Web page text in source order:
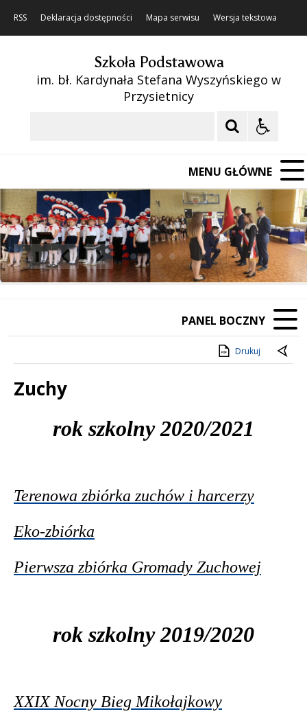
RSS Deklaracja dostępności Mapa serwisu Wersja tekstowa
Szkoła Podstawowa
im. bł. Kardynała Stefana Wyszyńskiego w
Przysietnicy
MENU GŁÓWNE
Poprzedni Element
Następny Element
❚❚
PANEL BOCZNY
Drukuj
Zuchy
Treśćrok szkolny 2020/2021
Terenowa zbiórka zuchów i harcerzy
Eko-zbiórka
Pierwsza zbiórka Gromady Zuchowej
rok szkolny 2019/2020
XXIX Nocny Bieg Mikołajkowy